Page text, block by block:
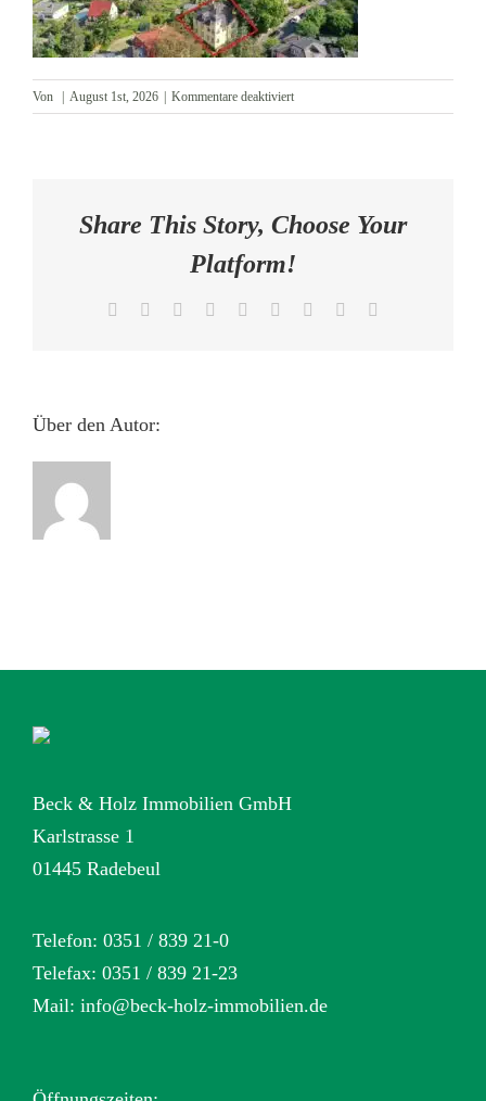
AKTUELLES
KONTAKT
Von August 1st, 2026 Kommentare deaktiviertfür
Drohne
Share This Story, Choose Your
Platform!
Facebook Reddit LinkedInWhatsApp
TumblrPinterest
Über den Autor:
Beck & Holz Immobilien GmbH
Karlstrasse 1
01445 Radebeul
Telefon: 0351 / 839 21-0
Telefax: 0351 / 839 21-23
Mail: info@beck-holz-immobilien.de